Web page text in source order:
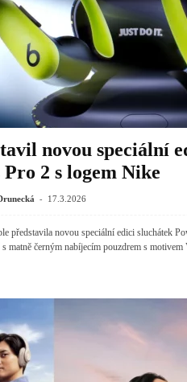
novou speciální
2 s logem Nike
- 17.3.2026
představila novou speciální edici sluchátek
matně černým nabíjecím pouzdrem s